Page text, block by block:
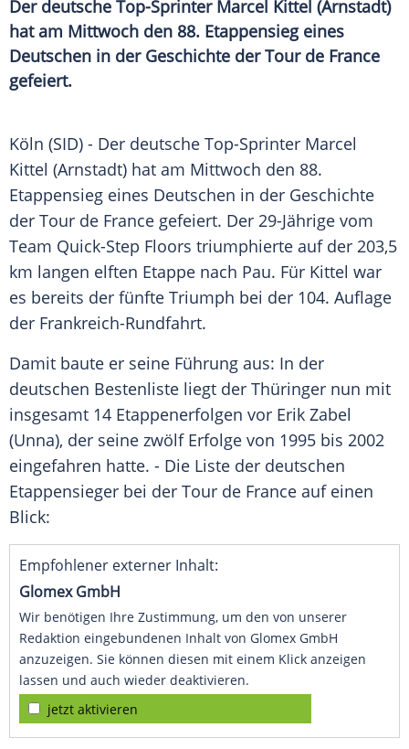
Der deutsche Top-Sprinter Marcel Kittel (Arnstadt)
hat am Mittwoch den 88. Etappensieg eines
Deutschen in der Geschichte der Tour de France
gefeiert.
Köln (SID) - Der deutsche Top-Sprinter Marcel
Kittel (Arnstadt) hat am Mittwoch den 88.
Etappensieg eines Deutschen in der Geschichte
der Tour de France gefeiert. Der 29-Jährige vom
Team Quick-Step Floors triumphierte auf der 203,5
km langen elften Etappe nach Pau. Für Kittel war
es bereits der fünfte Triumph bei der 104. Auflage
der Frankreich-Rundfahrt.
Damit baute er seine Führung aus: In der
deutschen Bestenliste liegt der Thüringer nun mit
insgesamt 14 Etappenerfolgen vor Erik Zabel
(Unna), der seine zwölf Erfolge von 1995 bis 2002
eingefahren hatte. - Die Liste der deutschen
Etappensieger bei der Tour de France auf einen
Blick:
Empfohlener externer Inhalt:
Glomex GmbH
Wir benötigen Ihre Zustimmung, um den von unserer
Redaktion eingebundenen Inhalt von Glomex GmbH
anzuzeigen. Sie können diesen mit einem Klick anzeigen
lassen und auch wieder deaktivieren.
jetzt aktivieren